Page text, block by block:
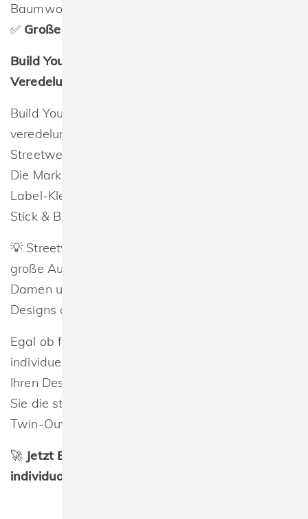
Baumwolle, Polyester & Jersey
✅ Große Größenauswahl
Build Your Brand – Die Streetwear-Marke für
Veredelung & Individualisierung
Build Your Brand steht für hochwertige,
veredelungsfreundliche Textilien mit modernen
Streetwear-Schnitten.
Die Marke hat sich auf die Produktion von No-
Label-Kleidung spezialisiert, die perfekt für Druck,
Stick & Branding geeignet ist.
💡 Streetwear für Veredler – Entdecken Sie eine
große Auswahl an Shirts, Tops & Hoodies für
Damen und Herren, die speziell für individuelle
Designs optimiert wurden.
Egal ob für Merchandise, Firmenbekleidung oder
individuelle Mode – mit Build Your Brand sind
Ihren Designs keine Grenzen gesetzt. Entdecken
Sie die stylische Streetwear-Welt und kreieren Sie
Twin-Outfits für Damen & Herren.
🚀 Jetzt Build Your Brand entdecken &
individualisieren!